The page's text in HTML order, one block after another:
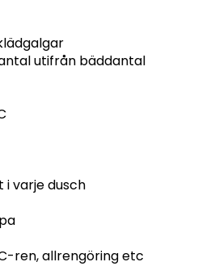
utifrån bäddantal
i varje dusch
ren, allrengöring etc